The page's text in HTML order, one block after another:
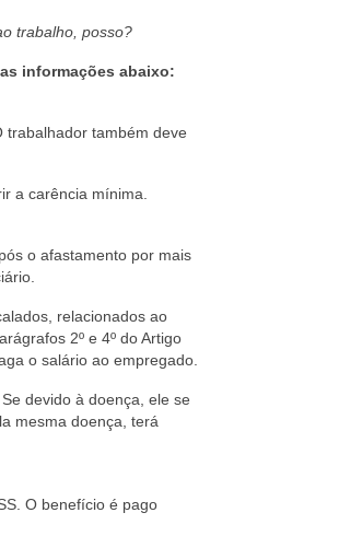
trabalho, posso?
informações abaixo:
trabalhador também deve
a carência mínima.
o afastamento por mais
relacionados ao
2º e 4º do Artigo
o salário ao empregado.
devido à doença, ele se
mesma doença, terá
O benefício é pago